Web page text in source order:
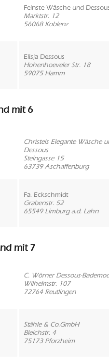
Feinste Wäsche und
Marktstr. 12
56068 Koblenz
Elisja Dessous
Hohenhoeveler Str. 18
59075 Hamm
mit 6
Christels Elegante Wäsche
Dessous
Steingasse 15
63739 Aschaffenburg
Fa. Eckschmidt
Grabenstr. 52
65549 Limburg a.d. Lahn
mit 7
C. Wörner Dessous-
Wilhelmstr. 107
72764 Reutlingen
Stähle & Co.GmbH
Bleichstr. 4
75173 Pforzheim